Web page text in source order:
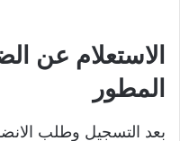
الاستعلام عن
المطور
بعد التسجيل وطلب